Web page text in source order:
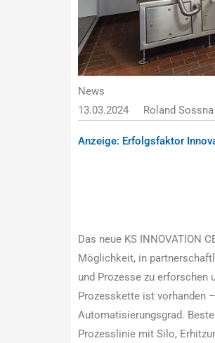
News
13.03.2024
Roland Sossna
Anzeige: Erfolgsfaktor
Das neue KS INNOVATION
Möglichkeit, in
und Prozesse zu erforschen
Prozesskette ist vorhanden
Automatisierungsgrad.
Prozesslinie mit Silo,